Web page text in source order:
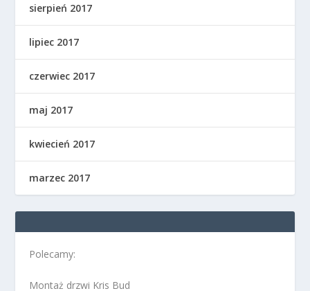
sierpień 2017
lipiec 2017
czerwiec 2017
maj 2017
kwiecień 2017
marzec 2017
Polecamy:
Montaż drzwi Kris Bud